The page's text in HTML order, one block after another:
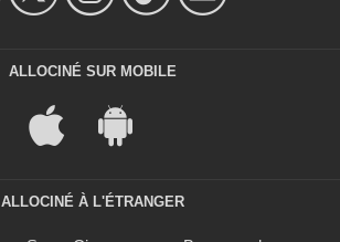
ALLOCINÉ SUR MOBILE
ALLOCINÉ À L'ÉTRANGER